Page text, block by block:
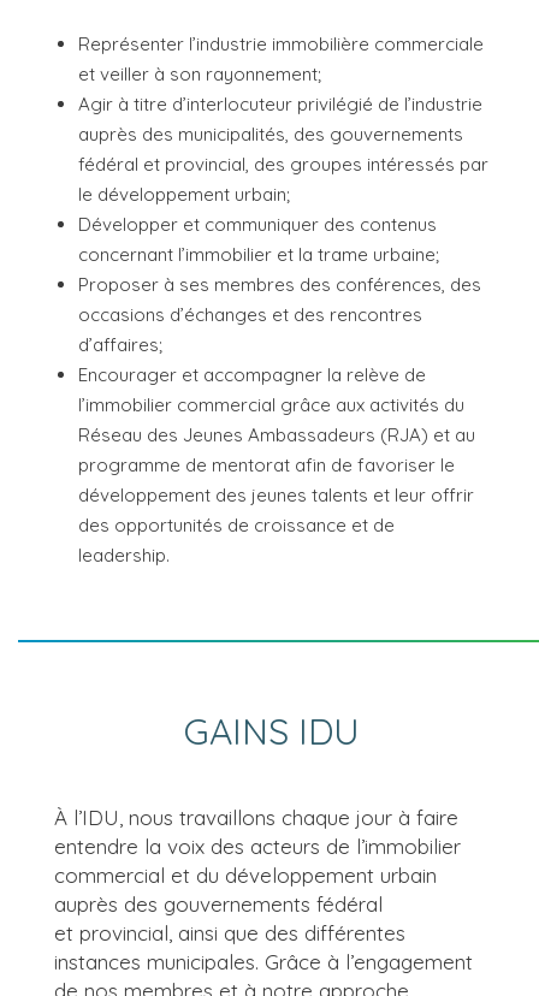
Représenter l’industrie immobilière commerciale
et veiller à son rayonnement;
Agir à titre d’interlocuteur privilégié de l’industrie
auprès des municipalités, des gouvernements
fédéral et provincial, des groupes intéressés par
le développement urbain;
Développer et communiquer des contenus
concernant l’immobilier et la trame urbaine;
Proposer à ses membres des conférences, des
occasions d’échanges et des rencontres
d’affaires;
Encourager et accompagner la relève de
l’immobilier commercial grâce aux activités du
Réseau des Jeunes Ambassadeurs (RJA) et au
programme de mentorat afin de favoriser le
développement des jeunes talents et leur offrir
des opportunités de croissance et de
leadership.
GAINS IDU
À l’IDU, nous travaillons chaque jour à faire
entendre la voix des acteurs de l’immobilier
commercial et du développement urbain
auprès des gouvernements fédéral
et provincial, ainsi que des différentes
instances municipales. Grâce à l’engagement
de nos membres et à notre approche